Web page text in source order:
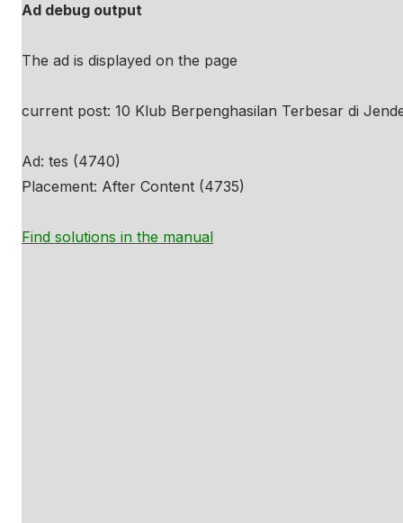
Ad debug output
The ad is displayed on the page
current post: 10 Klub Berpenghasilan Terbesar di
Ad: tes (4740)
Placement: After Content (4735)
Find solutions in the manual